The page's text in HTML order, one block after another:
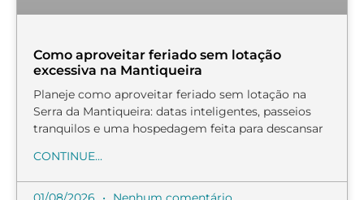
Como aproveitar feriado sem lotação
excessiva na Mantiqueira
Planeje como aproveitar feriado sem lotação na
Serra da Mantiqueira: datas inteligentes, passeios
tranquilos e uma hospedagem feita para descansar
CONTINUE...